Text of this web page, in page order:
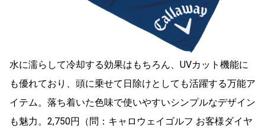
水に濡らして冷却する効果はもちろん、UVカット機能に
も優れており、頭に乗せて日除けとしても活躍する万能ア
イテム。落ち着いた色味で使いやすいシンプルなデザイン
も魅力。2,750円（問：キャロウェイゴルフ お客様ダイヤ